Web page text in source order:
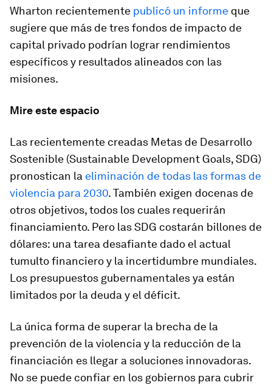
Wharton recientemente publicó un informe que
sugiere que más de tres fondos de impacto de
capital privado podrían lograr rendimientos
específicos y resultados alineados con las
misiones.
Mire este espacio
Las recientemente creadas Metas de Desarrollo
Sostenible (Sustainable Development Goals, SDG)
pronostican la eliminación de todas las formas de
violencia para 2030. También exigen docenas de
otros objetivos, todos los cuales requerirán
financiamiento. Pero las SDG costarán billones de
dólares: una tarea desafiante dado el actual
tumulto financiero y la incertidumbre mundiales.
Los presupuestos gubernamentales ya están
limitados por la deuda y el déficit.
La única forma de superar la brecha de la
prevención de la violencia y la reducción de la
financiación es llegar a soluciones innovadoras.
No se puede confiar en los gobiernos para cubrir